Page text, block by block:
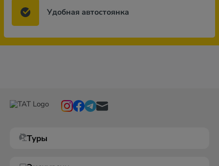
Удобная автостоянка
Туры